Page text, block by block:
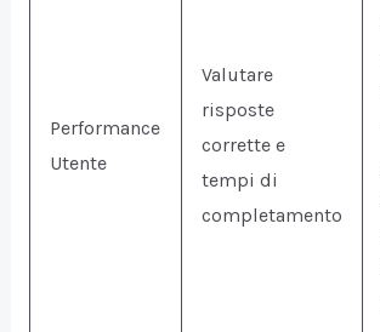
Performance
Utente
Valutare
risposte
corrette e
tempi di
completamento